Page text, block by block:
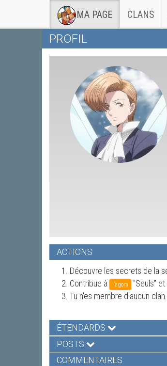
MA PAGE CLANS
PROFIL
ACTIONS
1. Découvre les secrets de la
2. Contribue à
l'agora
"Seuls"
3. Tu n'es membre d'aucun
ÉTENDARDS
POSTS
COMMENTAIRES